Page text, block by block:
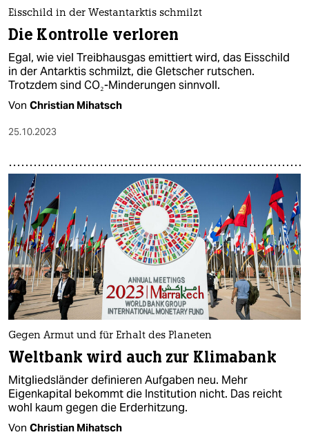
Eisschild in der Westantarktis schmilzt
Die Kontrolle verloren
Egal, wie viel Treibhausgas emittiert wird, das Eisschild
in der Antarktis schmilzt, die Gletscher rutschen.
Trotzdem sind CO₂-Minderungen sinnvoll.
Von Christian Mihatsch
25.10.2023
Gegen Armut und für Erhalt des Planeten
Weltbank wird auch zur Klimabank
Mitgliedsländer definieren Aufgaben neu. Mehr
Eigenkapital bekommt die Institution nicht. Das reicht
wohl kaum gegen die Erderhitzung.
Von Christian Mihatsch